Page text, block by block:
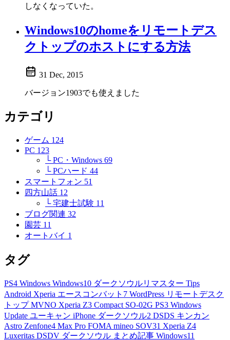
しなくなっていた。
Windows10のhomeをリモートデス
クトップのホストにする方法
31 Dec, 2015
バージョン1903でも使えました
カテゴリ
ゲーム 124
PC 123
└ PC・Windows 69
└ PCハード 44
スマートフォン 51
四方山話 12
└ 宅建士試験 11
ブログ関連 32
園芸 11
オートバイ 1
タグ
PS4 Windows Windows10 ダークソウルリマスター Tips
Android Xperia エースコンバット7 WordPress リモートデスク
トップMVNO Xperia Z3 Compact SO-02G PS3 Windows
Update ユーキャン iPhone ダークソウル2 DSDS キンカン
Astro Zenfone4 Max Pro FOMA mineo SOV31 Xperia Z4
Luxeritas DSDV ダークソウル まとめ記事 Windows11